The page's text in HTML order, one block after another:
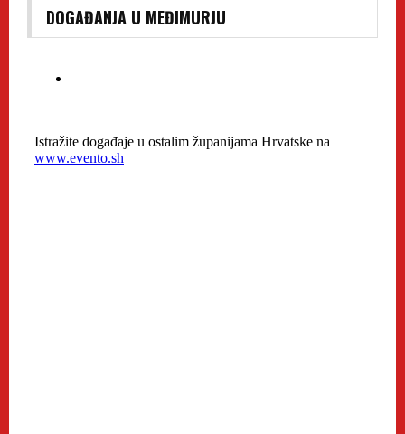
DOGAĐANJA U MEĐIMURJU